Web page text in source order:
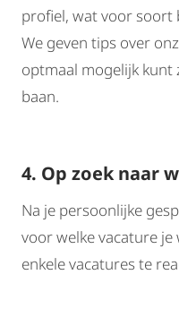
profiel, wat voor soort
We geven tips over
optmaal mogelijk kunt
baan.
4. Op zoek naar
Na je persoonlijke
voor welke vacature
enkele vacatures te